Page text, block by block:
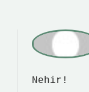
Nehir!